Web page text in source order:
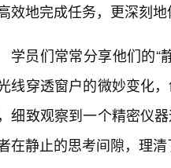
效地完成任务，更深刻地
学员们常常分享他们的“
线穿透窗户的微妙变化
细致观察到一个精密仪
在静止的思考间隙，理